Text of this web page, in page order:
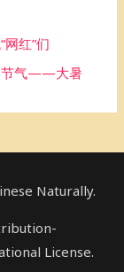
红”们
节气——大暑
Naturally.
License.